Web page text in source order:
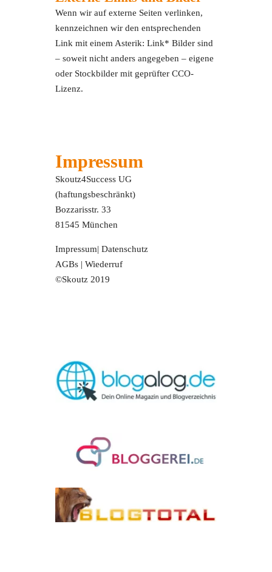
Wenn wir auf externe Seiten verlinken,
kennzeichnen wir den entsprechenden
Link mit einem Asterik: Link* Bilder sind
– soweit nicht anders angegeben – eigene
oder Stockbilder mit geprüfter CCO-
Lizenz.
Impressum
Skoutz4Success UG
(haftungsbeschränkt)
Bozzarisstr. 33
81545 München
Impressum|Datenschutz
AGBs |Wiederruf
©Skoutz 2019